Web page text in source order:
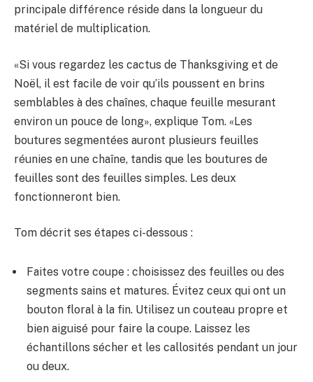
principale différence réside dans la longueur du
matériel de multiplication.
«Si vous regardez les cactus de Thanksgiving et de
Noël, il est facile de voir qu’ils poussent en brins
semblables à des chaînes, chaque feuille mesurant
environ un pouce de long», explique Tom. «Les
boutures segmentées auront plusieurs feuilles
réunies en une chaîne, tandis que les boutures de
feuilles sont des feuilles simples. Les deux
fonctionneront bien.
Tom décrit ses étapes ci-dessous :
Faites votre coupe : choisissez des feuilles ou des
segments sains et matures. Évitez ceux qui ont un
bouton floral à la fin. Utilisez un couteau propre et
bien aiguisé pour faire la coupe. Laissez les
échantillons sécher et les callosités pendant un jour
ou deux.